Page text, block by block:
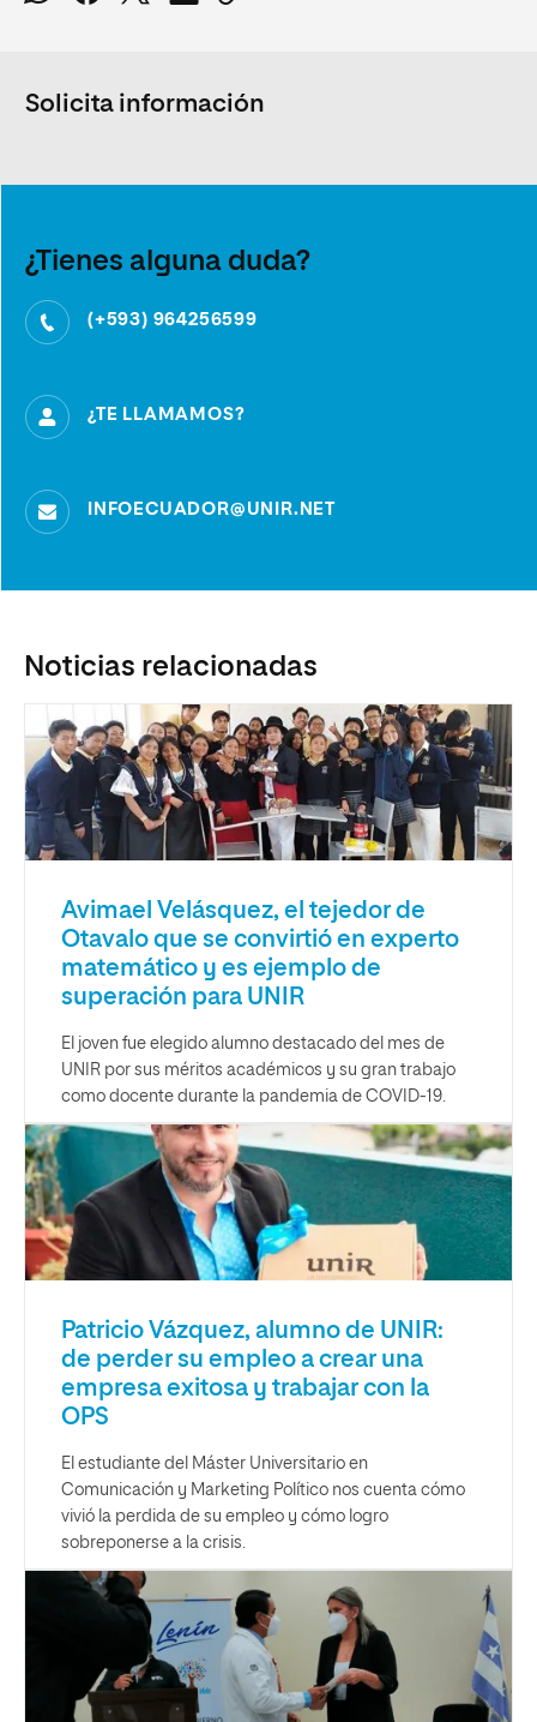
Solicita información
¿Tienes alguna duda?
(+593) 964256599
¿TE LLAMAMOS?
INFOECUADOR@UNIR.NET
Noticias relacionadas
Avimael Velásquez, el tejedor de
Otavalo que se convirtió en experto
matemático y es ejemplo de
superación para UNIR
El joven fue elegido alumno destacado del mes de
UNIR por sus méritos académicos y su gran trabajo
como docente durante la pandemia de COVID-19.
Patricio Vázquez, alumno de UNIR:
de perder su empleo a crear una
empresa exitosa y trabajar con la
OPS
El estudiante del Máster Universitario en
Comunicación y Marketing Político nos cuenta cómo
vivió la perdida de su empleo y cómo logro
sobreponerse a la crisis.